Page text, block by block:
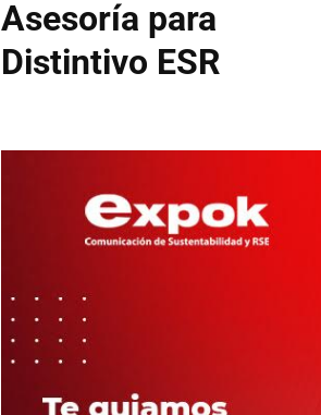
Asesoría para
Distintivo ESR